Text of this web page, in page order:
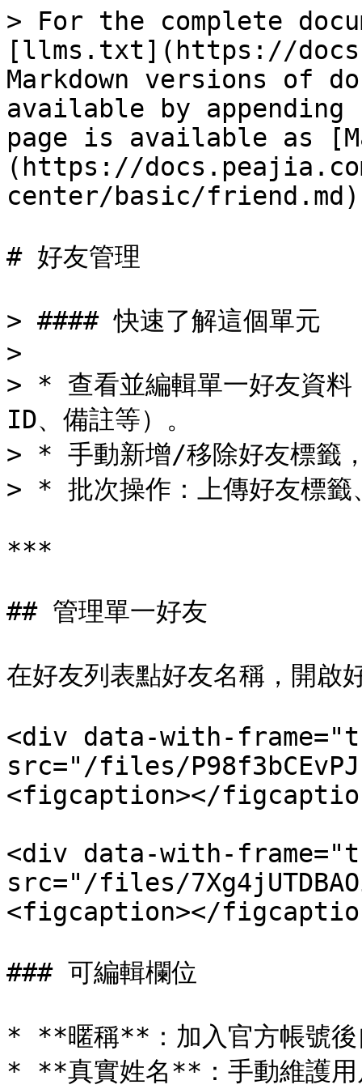
> For the complete
[llms.txt](https://
Markdown versions of
available by
page is available as
(https://
center/basic/
# 好友管理
> #### 快速了解這個單元
>
> * 查看並編輯單一好友資料
ID、備註等）。
> * 手動新增/移除好友標籤
> * 批次操作：上傳好友標
***
## 管理單一好友
在好友列表點好友名稱，開啟
<div data-with-
src="/files/
<figcaption></
<div data-with-
src="/files/
<figcaption></
### 可編輯欄位
* **暱稱**：加入官方帳號
* **真實姓名**：手動維護用